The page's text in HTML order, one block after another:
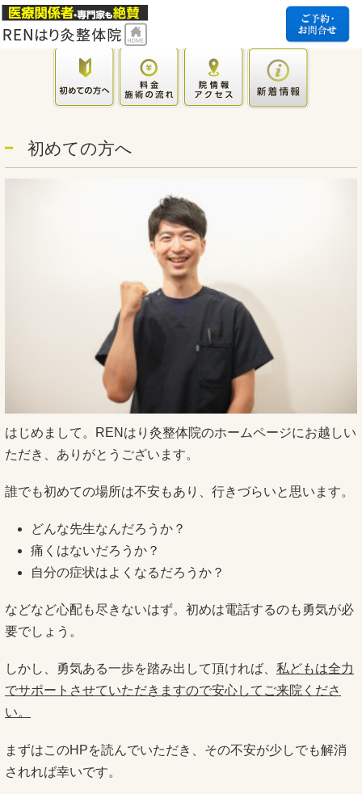
初めての方へ
はじめまして。RENはり灸整体院のホームページにお越しい
ただき、ありがとうございます。
誰でも初めての場所は不安もあり、行きづらいと思います。
どんな先生なんだろうか？
痛くはないだろうか？
自分の症状はよくなるだろうか？
などなど心配も尽きないはず。初めは電話するのも勇気が必
要でしょう。
しかし、勇気ある一歩を踏み出して頂ければ、 私どもは全力
でサポートさせていただきますので安心してご来院くださ
い。
まずはこのHPを読んでいただき、その不安が少しでも解消
されれば幸いです。